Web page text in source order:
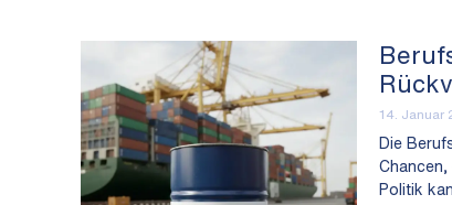
14. Januar
Die
Chancen,
Politik